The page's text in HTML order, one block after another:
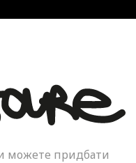
можете придбати